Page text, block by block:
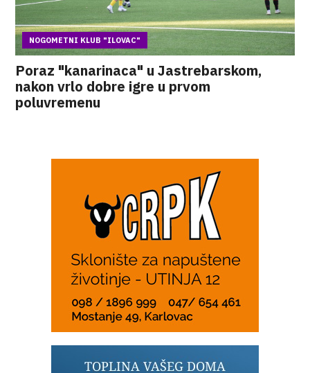
NOGOMETNI KLUB "ILOVAC"
Poraz "kanarinaca" u Jastrebarskom,
nakon vrlo dobre igre u prvom
poluvremenu